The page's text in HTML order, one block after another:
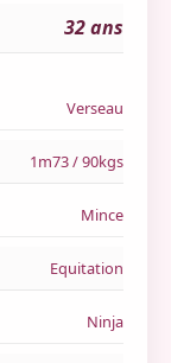
32 ans
Verseau
1m73 / 90kgs
Mince
Equitation
Ninja